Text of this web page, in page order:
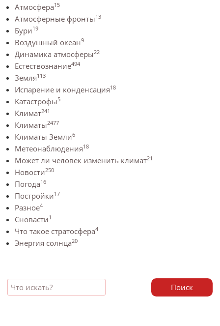
Атмосфера15
Атмосферные фронты13
Бури19
Воздушный океан9
Динамика атмосферы22
Естествознание494
Земля113
Испарение и конденсация18
Катастрофы5
Климат241
Климаты2477
Климаты Земли6
Метеонаблюдения18
Может ли человек изменить климат21
Новости250
Погода16
Постройки17
Разное4
Сновасти1
Что такое стратосфера4
Энергия солнца20
Поиск